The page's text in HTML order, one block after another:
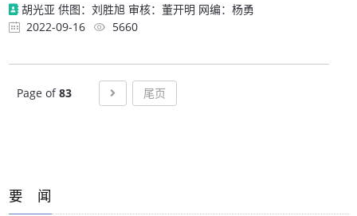
胡光亚 供图：刘胜旭 审核：董开明 网编：杨勇
2022-09-16
5660
Page of83 尾页
要 闻